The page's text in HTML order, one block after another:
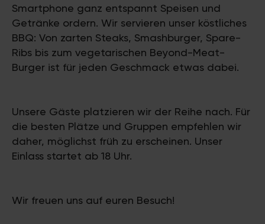
Smartphone ganz entspannt Speisen und
Getränke ordern. Wir servieren unser köstliches
BBQ: Von zarten Steaks, Smashburger, Spare-
Ribs bis zum vegetarischen Beyond-Meat-
Burger ist für jeden Geschmack etwas dabei.
Unsere Gäste platzieren wir der Reihe nach. Für
die besten Plätze und Gruppen empfehlen wir
daher, möglichst früh zu erscheinen. Unser
Einlass startet ab 18 Uhr.
Wir freuen uns auf euren Besuch!